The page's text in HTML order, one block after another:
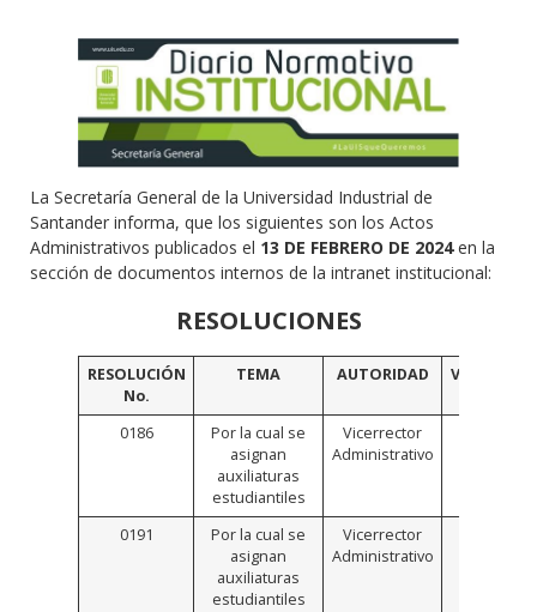
La Secretaría General de la Universidad Industrial de
Santander informa, que los siguientes son los Actos
Administrativos publicados el 13 DE FEBRERO DE 2024en la
sección de documentos internos de la intranet institucional:
RESOLUCIONES
RESOLUCIÓN
No.
TEMA AUTORIDAD VINCULO
0186
Por la cual se
asignan
auxiliaturas
estudiantiles
Vicerrector
Administrativo
0191
Por la cual se
asignan
auxiliaturas
estudiantiles
Vicerrector
Administrativo